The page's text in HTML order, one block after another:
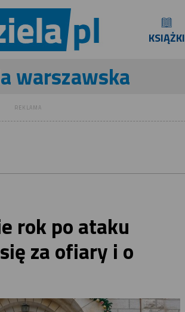
KSIĄŻKI
warszawska
REKLAMA
rok po ataku
za ofiary i o